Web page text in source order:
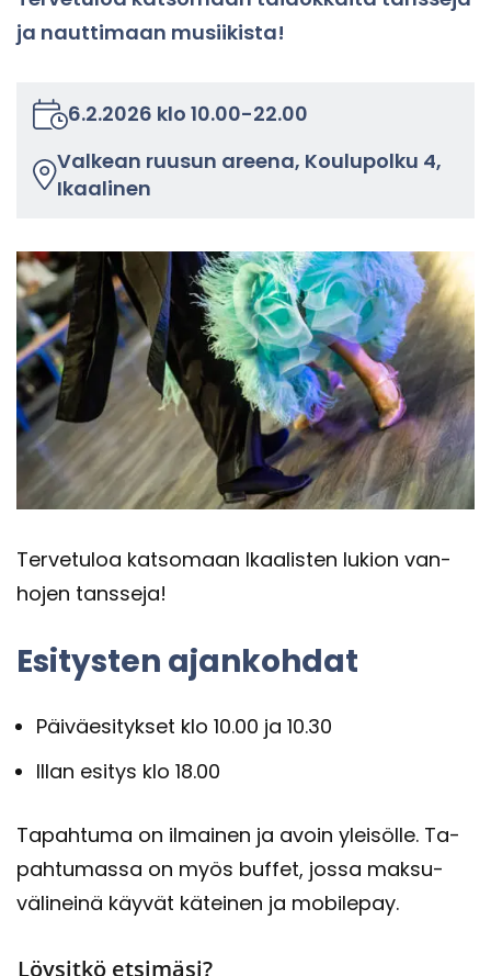
ja naut­ti­maan musii­kis­ta!
6.2.2026 klo 10.00-22.00
Val­kean ruusun aree­na, Kou­lu­pol­ku 4,
Ikaa­li­nen
Ter­ve­tu­loa kat­so­maan Ikaa­lis­ten lu­kion van­
ho­jen tans­se­ja!
Esi­tys­ten ajan­koh­dat
Päi­väe­si­tyk­set klo 10.00 ja 10.30
Illan esi­tys klo 18.00
Ta­pah­tu­ma on il­mai­nen ja avoin ylei­söl­le. Ta­
pah­tu­mas­sa on myös buf­fet, jossa mak­su­
vä­li­nei­nä käy­vät kä­tei­nen ja mo­bi­le­pay.
Löysitkö etsimäsi?